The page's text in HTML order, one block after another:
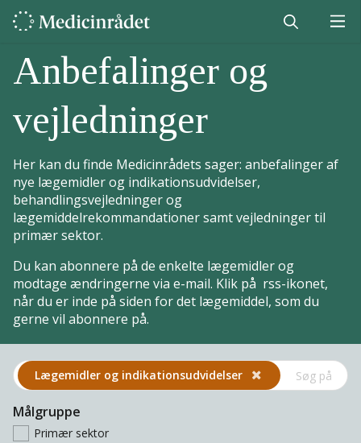
Anbefalinger og
vejledninger
Her kan du finde Medicinrådets sager: anbefalinger af
nye lægemidler og indikationsudvidelser,
behandlingsvejledninger og
lægemiddelrekommandationer samt vejledninger til
primær sektor.
Du kan abonnere på de enkelte lægemidler og
modtage ændringerne via e-mail. Klik på rss-ikonet,
når du er inde på siden for det lægemiddel, som du
gerne vil abonnere på.
Lægemidler og indikations­udvidelser
Målgruppe
Primær sektor